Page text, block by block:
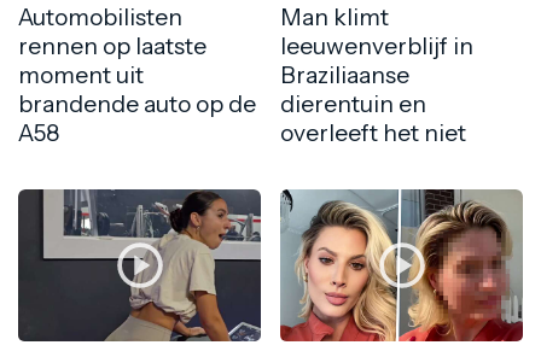
Automobilisten
rennen op laatste
moment uit
brandende auto op de
A58
Man klimt
leeuwenverblijf in
Braziliaanse
dierentuin en
overleeft het niet